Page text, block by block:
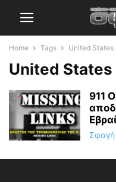
Home Tags United States
United
911
Σφαγή